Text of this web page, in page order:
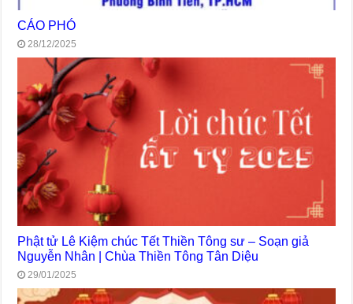
CÁO PHÓ
28/12/2025
Phật tử Lê Kiệm chúc Tết Thiền Tông sư – Soạn giả
Nguyễn Nhân | Chùa Thiền Tông Tân Diệu
29/01/2025